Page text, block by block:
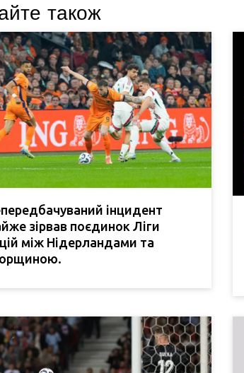
також
інцидент
зірвав поєдинок Ліги
між Нідерландами та